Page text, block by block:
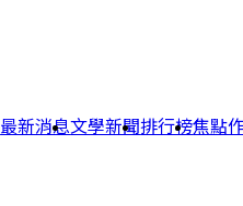
最新消息文學新聞排行榜焦點